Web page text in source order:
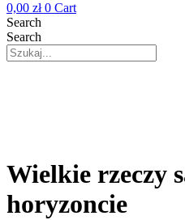
0,00 zł 0 Cart
Search
Search
Wielkie rzeczy
horyzoncie